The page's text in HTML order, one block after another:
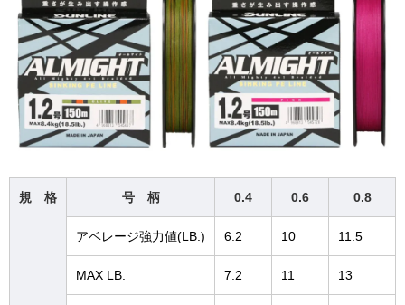
規 格 号 柄 0.4 0.6 0.8
アベレージ強力値(LB.) 6.2 10 11.5
MAX LB. 7.2 11 13